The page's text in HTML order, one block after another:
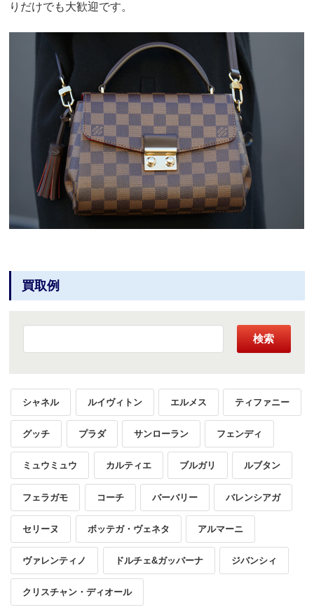
りだけでも大歓迎です。
買取例
検索
シャネル ルイヴィトン エルメス ティファニー
グッチ プラダ サンローラン フェンディ
ミュウミュウ カルティエ ブルガリ ルブタン
フェラガモ コーチ バーバリー バレンシアガ
セリーヌ ボッテガ・ヴェネタ アルマーニ
ヴァレンティノ ドルチェ&ガッバーナ ジバンシィ
クリスチャン・ディオール